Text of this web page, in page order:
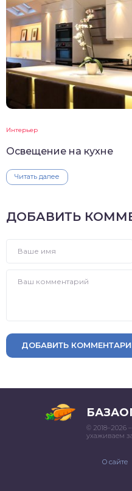
Интерьер
Освещение на кухне
Читать далее
ДОБАВИТЬ
ДОБАВИТЬ
© 2018–2026
ухаживаем
О сайте